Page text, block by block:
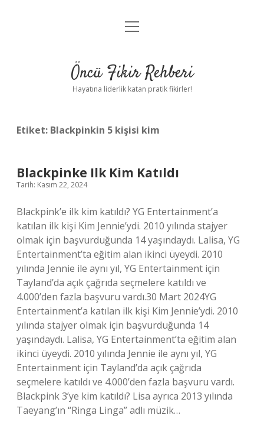
Anasayfa
Yasal Uyarı
menüyü
Öncü Fikir Rehberi
Hayatına liderlik katan pratik fikirler!
Etiket: Blackpinkin 5 kişisi kim
Blackpinke Ilk Kim Katıldı
Tarih: Kasım 22, 2024
Blackpink’e ilk kim katıldı? YG Entertainment’a
katılan ilk kişi Kim Jennie’ydi. 2010 yılında stajyer
olmak için başvurduğunda 14 yaşındaydı. Lalisa, YG
Entertainment’ta eğitim alan ikinci üyeydi. 2010
yılında Jennie ile aynı yıl, YG Entertainment için
Tayland’da açık çağrıda seçmelere katıldı ve
4.000’den fazla başvuru vardı.30 Mart 2024YG
Entertainment’a katılan ilk kişi Kim Jennie’ydi. 2010
yılında stajyer olmak için başvurduğunda 14
yaşındaydı. Lalisa, YG Entertainment’ta eğitim alan
ikinci üyeydi. 2010 yılında Jennie ile aynı yıl, YG
Entertainment için Tayland’da açık çağrıda
seçmelere katıldı ve 4.000’den fazla başvuru vardı.
Blackpink 3’ye kim katıldı? Lisa ayrıca 2013 yılında
Taeyang’ın “Ringa Linga” adlı müzik…